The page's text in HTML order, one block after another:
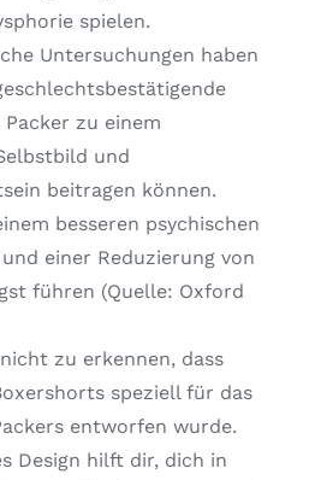
spielen.
Untersuchungen haben
zu einem
und
beitragen können.
besseren psychischen
einer Reduzierung von
führen (Quelle: Oxford
zu erkennen, dass
speziell für das
entworfen wurde.
Design hilft dir, dich in